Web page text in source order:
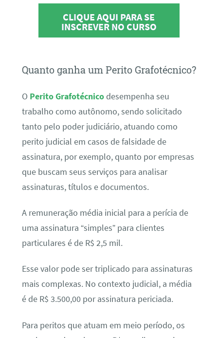
CLIQUE AQUI PARA SE
INSCREVER NO CURSO
Quanto ganha um Perito Grafotécnico?
O Perito Grafotécnicodesempenha seu
trabalho como autônomo, sendo solicitado
tanto pelo poder judiciário, atuando como
perito judicial em casos de falsidade de
assinatura, por exemplo, quanto por empresas
que buscam seus serviços para analisar
assinaturas, títulos e documentos.
A remuneração média inicial para a perícia de
uma assinatura “simples” para clientes
particulares é de R$ 2,5 mil.
Esse valor pode ser triplicado para assinaturas
mais complexas. No contexto judicial, a média
é de R$ 3.500,00 por assinatura periciada.
Para peritos que atuam em meio período, os